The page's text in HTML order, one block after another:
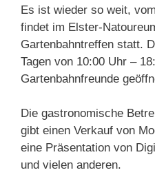
Es ist wieder so weit,
findet im Elster-
Gartenbahntreffen statt.
Tagen von 10:00 Uhr –
Gartenbahnfreunde
Die gastronomische
gibt einen Verkauf von
eine Präsentation von
und vielen anderen.